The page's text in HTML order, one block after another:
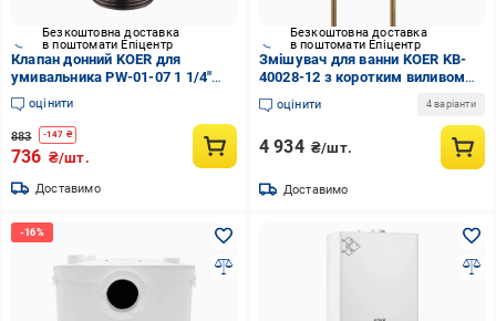
Безкоштовна доставка
в поштомати Епіцентр
Клапан донний KOER для
умивальника PW-01-07 1 1/4"
кнопка Графіт (KR3404)
оцінити
883 -147 ₴
736 ₴/шт.
Доставимо
Безкоштовна доставка
в поштомати Епіцентр
Змішувач для ванни KOER KB-
40028-12 з коротким виливом
(KR5307)
оцінити 4 варіанти
4 934 ₴/шт.
Доставимо